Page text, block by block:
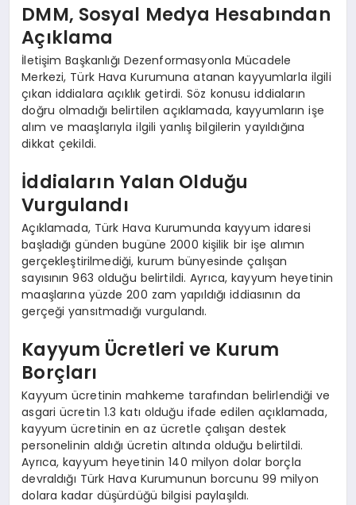
DMM, Sosyal Medya Hesabından
Açıklama
İletişim Başkanlığı Dezenformasyonla Mücadele
Merkezi, Türk Hava Kurumuna atanan kayyumlarla ilgili
çıkan iddialara açıklık getirdi. Söz konusu iddiaların
doğru olmadığı belirtilen açıklamada, kayyumların işe
alım ve maaşlarıyla ilgili yanlış bilgilerin yayıldığına
dikkat çekildi.
İddiaların Yalan Olduğu
Vurgulandı
Açıklamada, Türk Hava Kurumunda kayyum idaresi
başladığı günden bugüne 2000 kişilik bir işe alımın
gerçekleştirilmediği, kurum bünyesinde çalışan
sayısının 963 olduğu belirtildi. Ayrıca, kayyum heyetinin
maaşlarına yüzde 200 zam yapıldığı iddiasının da
gerçeği yansıtmadığı vurgulandı.
Kayyum Ücretleri ve Kurum
Borçları
Kayyum ücretinin mahkeme tarafından belirlendiği ve
asgari ücretin 1.3 katı olduğu ifade edilen açıklamada,
kayyum ücretinin en az ücretle çalışan destek
personelinin aldığı ücretin altında olduğu belirtildi.
Ayrıca, kayyum heyetinin 140 milyon dolar borçla
devraldığı Türk Hava Kurumunun borcunu 99 milyon
dolara kadar düşürdüğü bilgisi paylaşıldı.